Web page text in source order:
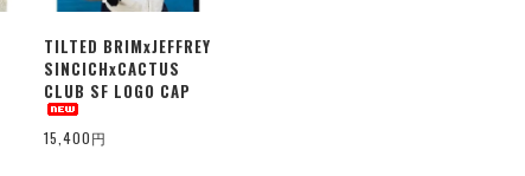
TILTED BRIMxJEFFREY
SINCICHxCACTUS
CLUB SF LOGO CAP
15,400円